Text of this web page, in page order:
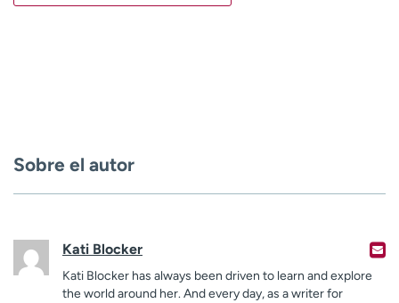
Sobre el autor
Kati Blocker
Kati Blocker has always been driven to learn and explore
the world around her. And every day, as a writer for